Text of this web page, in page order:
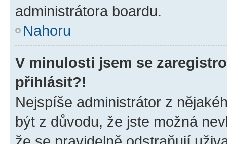
administrátora boardu.
Nahoru
V minulosti jsem se
přihlásit?!
Nejspíše administrátor z
být z důvodu, že jste možná